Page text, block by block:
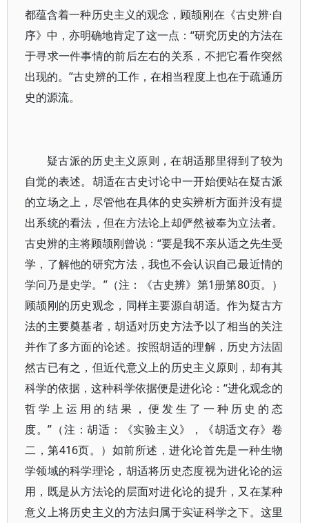
都蕴含着一种历史主义的观念，顾颉刚在《古史辨·自
序》中，亦明确地肯定了这一点：“研究历史的方法在
于寻求一件事情的前后左右的关系，不把它看作突然
出现的。”古史辨的工作，在相当程度上也在于疏通历
史的源流。
疑古派的历史主义原则，在胡适那里得到了较为
自觉的表述。胡适在古史讨论中一开始便站在疑古派
的立场之上，尽管他在具体的史实辨析方面并没有提
出系统的看法，但在方法论上却俨然被奉为立法者。
古史辨的主将顾颉刚曾说：“要是我不亲从适之先生受
学，了解他的研究方法，我也不会认识自己最近情的
学问乃是史学。”（注：《古史辨》第1册第80页。）
顾颉刚的历史观念，同样主要源自胡适。作为疑古方
法的主要奠基者，胡适对历史方法予以了相当的关注
并作了多方面的论述。按照胡适的理解，历史方法固
然古已有之，但近代意义上的历史主义原则，却有其
科学的依据，这种科学依据便是进化论：“进化观念的
哲学上运用的结果，便发生了一种历史的态
度。”（注：胡适：《实验主义》，《胡适文存》卷
二，第416页。）如前所述，进化论首先是一种生物
学领域的科学理论，胡适将历史态度视为进化论的运
用，既是从方法论的层面对进化论的提升，又在某种
意义上将历史主义的方法归属于实证科学之下。这里